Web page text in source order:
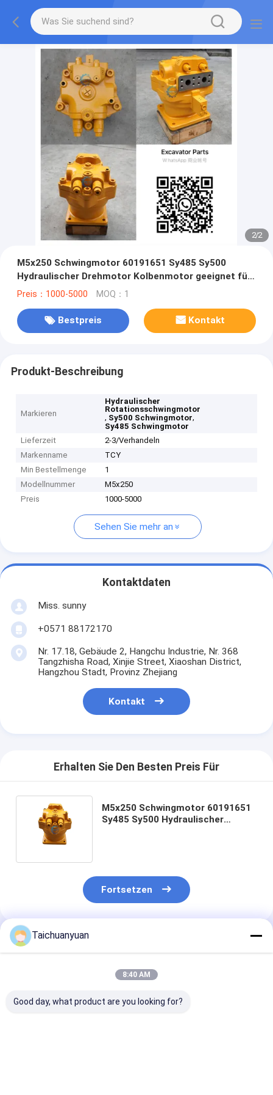
2/2
M5x250 Schwingmotor 60191651 Sy485 Sy500
Hydraulischer Drehmotor Kolbenmotor geeignet für
Sany Bagger
Preis：1000-5000 MOQ：1
Bestpreis Kontakt
Produkt-Beschreibung
Markieren
Hydraulischer
Rotationsschwingmotor
, Sy500 Schwingmotor,
Sy485 Schwingmotor
Lieferzeit
2-3/Verhandeln
Markenname
TCY
Min Bestellmenge
1
Modellnummer
M5x250
Preis
1000-5000
Sehen Sie mehr an
Kontaktdaten
Miss. sunny
+0571 88172170
Nr. 17.18, Gebäude 2, Hangchu Industrie, Nr. 368
Tangzhisha Road, Xinjie Street, Xiaoshan District,
Hangzhou Stadt, Provinz Zhejiang
Kontakt
Erhalten Sie Den Besten Preis Für
M5x250 Schwingmotor 60191651
Sy485 Sy500 Hydraulischer
Fortsetzen
Empfohlene Produkte
Taichuanyuan
8:40 AM
Good day, what product are you looking for?